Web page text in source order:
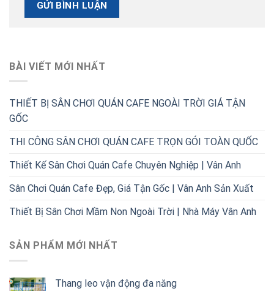
BÀI VIẾT MỚI NHẤT
THIẾT BỊ SÂN CHƠI QUÁN CAFE NGOÀI TRỜI GIÁ TẬN
GỐC
THI CÔNG SÂN CHƠI QUÁN CAFE TRỌN GÓI TOÀN QUỐC
Thiết Kế Sân Chơi Quán Cafe Chuyên Nghiệp | Vân Anh
Sân Chơi Quán Cafe Đẹp, Giá Tận Gốc | Vân Anh Sản Xuất
Thiết Bị Sân Chơi Mầm Non Ngoài Trời | Nhà Máy Vân Anh
SẢN PHẨM MỚI NHẤT
Thang leo vận động đa năng